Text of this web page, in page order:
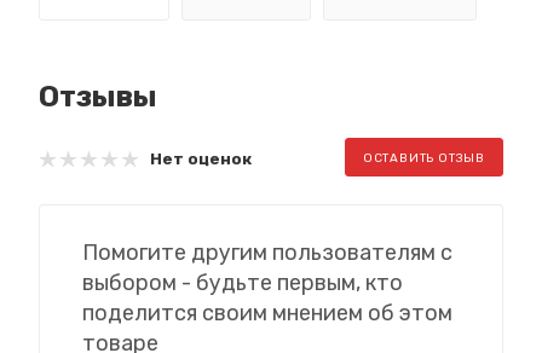
Отзывы
Нет оценок ОСТАВИТЬ ОТЗЫВ
Помогите другим пользователям с
выбором - будьте первым, кто
поделится своим мнением об этом
товаре